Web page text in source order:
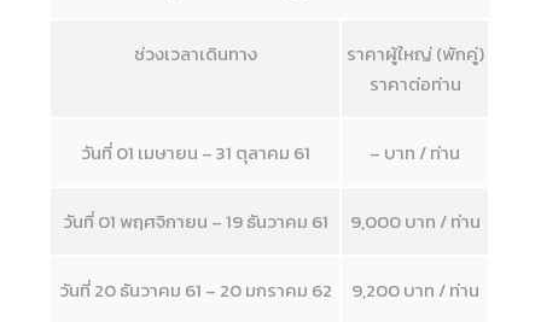
ช่วงเวลาเดินทาง
ราคาผู้ใหญ่ (พักคู่)
ราคาต่อท่าน
วันที่ 01 เมษายน – 31 ตุลาคม 61 – บาท / ท่าน
วันที่ 01 พฤศจิกายน – 19 ธันวาคม 61 9,000 บาท / ท่าน
วันที่ 20 ธันวาคม 61 – 20 มกราคม 62 9,200 บาท / ท่าน